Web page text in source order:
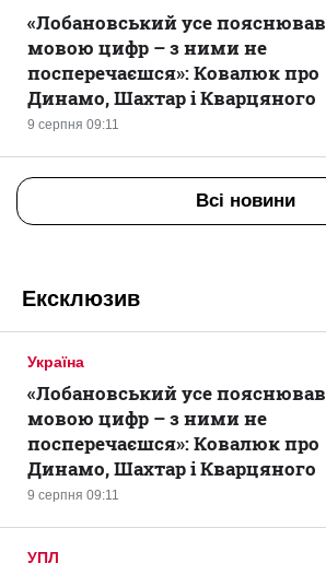
9 серпня 09:11
«Лобановський усе пояснював
мовою цифр – з ними не
посперечаєшся»: Ковалюк про
Динамо, Шахтар і Кварцяного
Всі новини
Ексклюзив
Україна
9 серпня 09:11
«Лобановський усе пояснював
мовою цифр – з ними не
посперечаєшся»: Ковалюк про
Динамо, Шахтар і Кварцяного
УПЛ